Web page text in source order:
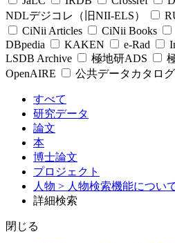
NDLデジコレ（旧NII-ELS）
CiNii Articles
CiNii Books
DBpedia
KAKEN e-Rad
LSDB Archive
極地研ADS
OpenAIRE
公共データカタログ
すべて
研究データ
論文
本
博士論文
プロジェクト
人物 > 人物検索機能につい
詳細検索
閉じる